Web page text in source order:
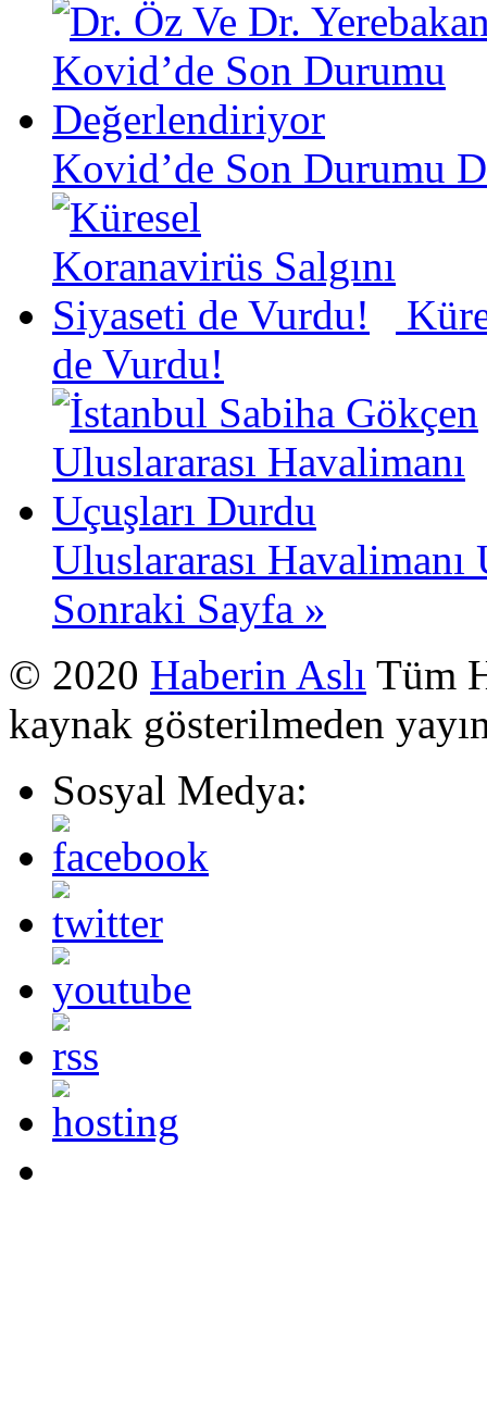
Kovid’de Son Durumu
de Vurdu!
Uluslararası Havalimanı
Sonraki Sayfa »
© 2020 Haberin Aslı Tüm
kaynak gösterilmeden
Sosyal Medya: